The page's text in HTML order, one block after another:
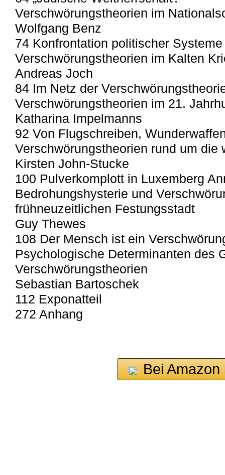
Verschwörungstheorien im
Wolfgang Benz
74 Konfrontation politischer Systeme
Verschwörungstheorien im Kalten
Andreas Joch
84 Im Netz der
Verschwörungstheorien im 21.
Katharina Impelmanns
92 Von Flugschreiben,
Verschwörungstheorien rund um die
Kirsten John-Stucke
100 Pulverkomplott in Luxemberg
Bedrohungshysterie und
frühneuzeitlichen Festungsstadt
Guy Thewes
108 Der Mensch ist ein
Psychologische Determinanten des
Verschwörungstheorien
Sebastian Bartoschek
112 Exponatteil
272 Anhang
Bei Amazon